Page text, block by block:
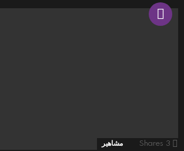
3
Shares مشاهير